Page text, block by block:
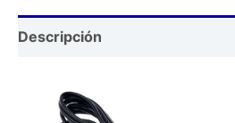
Descripción